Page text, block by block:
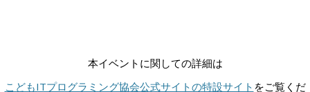
本イベントに関しての詳細は
こどもITプログラミング協会公式サイトの特設サイト をご覧くだ